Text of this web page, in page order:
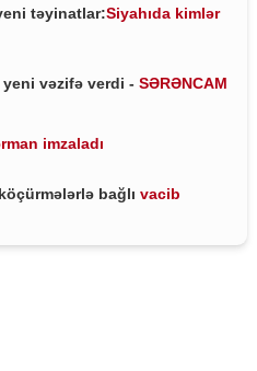
təyinatlar:Siyahıda kimlər
vəzifə verdi - SƏRƏNCAM
imzaladı
bağlı vacib